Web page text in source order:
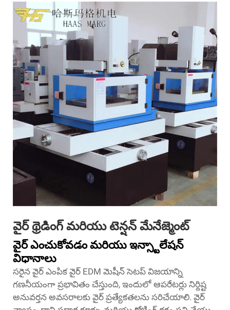
వైర్ థ్రెడింగ్ మరియు టెన్షన్ మేనేజ్మెంట్
వైర్ ఎంచుకోవడం మరియు ఇన్స్టాలేషన్
విధానాలు
సరైన వైర్ ఎంపిక వైర్ EDM మెషీన్ సెటప్ విజయాన్ని
గణనీయంగా ప్రభావితం చేస్తుంది, ఇందులో ఆపరేటర్లు నిర్దిష్ట
అనువర్తన అవసరాలకు వైర్ ప్రత్యేకతలను సరిచేయాలి. వైర్